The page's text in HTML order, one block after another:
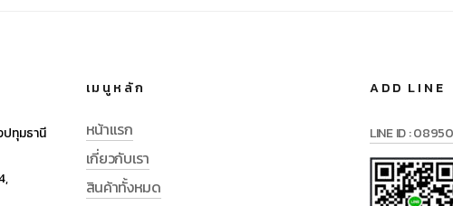
ปทุมธานี
เมนูหลัก
หน้าแรก
เกี่ยวกับเรา
สินค้าทั้งหมด
ADD LINE
LINE ID :